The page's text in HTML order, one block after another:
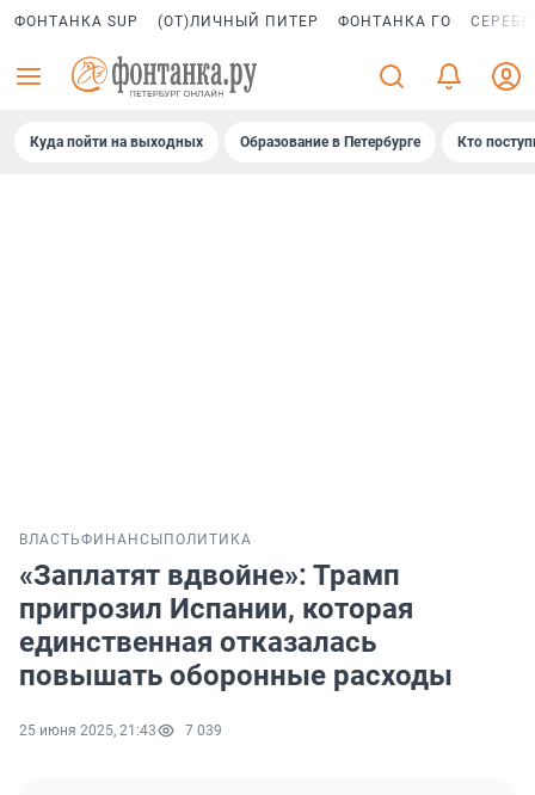
ФОНТАНКА SUP (ОТ)ЛИЧНЫЙ ПИТЕР ФОНТАНКА ГО
Куда пойти на выходных Образование в Петербурге Кто
ВЛАСТЬФИНАНСЫ ПОЛИТИКА
«Заплатят вдвойне»: Трамп
пригрозил Испании, которая
единственная отказалась
повышать оборонные расходы
25 июня 2025, 21:43 7 039